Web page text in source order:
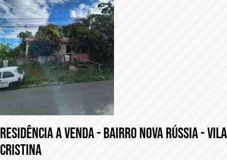
Residência a venda - BAIRRO NOVA RÚSSIA - VILA
CRISTINA